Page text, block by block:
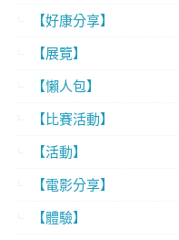
【好康分享】
【展覽】
【懶人包】
【比賽活動】
【活動】
【電影分享】
【體驗】